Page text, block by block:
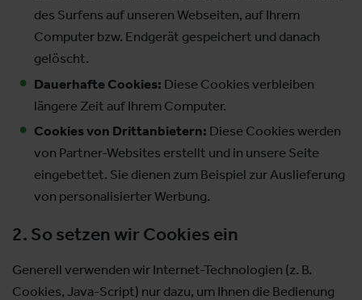
des Surfens auf unseren Webseiten, auf Ihrem
Computer bzw. Endgerät gespeichert und danach
gelöscht.
Dauerhafte Cookies: Diese Cookies verbleiben
längere Zeit auf Ihrem Computer.
Cookies von Drittanbietern: Diese Cookies werden
von Partner-Websites erstellt und in unsere Seite
eingebettet. Sie dienen zum Beispiel zur Auslieferung
von personalisierter Werbung.
2. So setzen wir Cookies ein
Generell verwenden wir Internet-Technologien (z. B.
Cookies, Java-Script) nur dazu, um Ihnen die Bedienung